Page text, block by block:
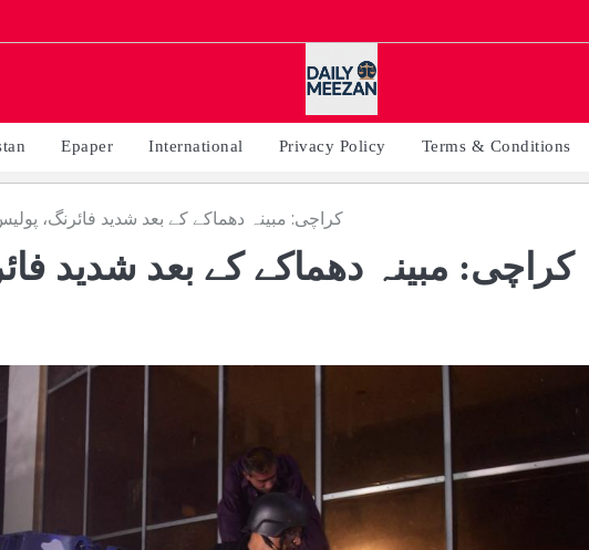
Epaper International Privacy Policy Terms & Conditions
کراچی: مبینہ دھماکے کے بعد شدید فائرنگ،
کراچی: مبینہ دھماکے کے بعد شدید